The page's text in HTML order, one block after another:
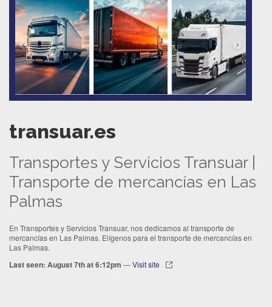
transuar.es
Transportes y Servicios Transuar |
Transporte de mercancías en Las
Palmas
En Transportes y Servicios Transuar, nos dedicamos al transporte de
mercancías en Las Palmas. Elígenos para el transporte de mercancías en
Las Palmas.
Last seen: August 7th at 6:12pm —Visit site